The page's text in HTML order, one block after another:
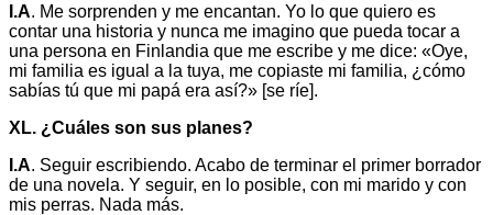
I.A. Me sorprenden y me encantan. Yo lo que quiero es
contar una historia y nunca me imagino que pueda tocar a
una persona en Finlandia que me escribe y me dice: «Oye,
mi familia es igual a la tuya, me copiaste mi familia, ¿cómo
sabías tú que mi papá era así?» [se ríe].
XL. ¿Cuáles son sus planes?
I.A. Seguir escribiendo. Acabo de terminar el primer borrador
de una novela. Y seguir, en lo posible, con mi marido y con
mis perras. Nada más.